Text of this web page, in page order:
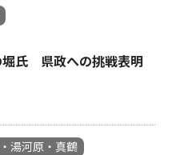
堀氏 県政への挑戦表明
湯河原・真鶴